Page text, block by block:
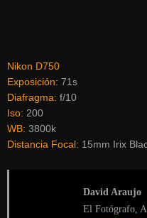
Nikon D750
Exposición: 71s
Diafragma: f/10
Iso: 200
WB: 3800k
Distancia Focal: 15mm Irix
David Araujo
El Fotógrafo,